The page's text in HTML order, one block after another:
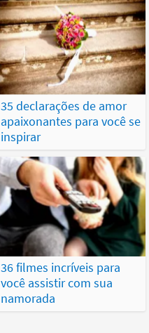
35 declarações de amor
apaixonantes para você se
inspirar
36 filmes incríveis para
você assistir com sua
namorada